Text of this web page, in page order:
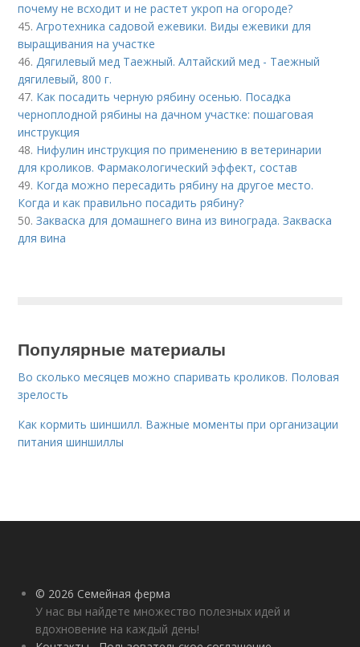
почему не всходит и не растет укроп на огороде?
45.Агротехника садовой ежевики. Виды ежевики для
выращивания на участке
46.Дягилевый мед Таежный. Алтайский мед - Таежный
дягилевый, 800 г.
47. Как посадить черную рябину осенью. Посадка
черноплодной рябины на дачном участке: пошаговая
инструкция
48. Нифулин инструкция по применению в ветеринарии
для кроликов. Фармакологический эффект, состав
49. Когда можно пересадить рябину на другое место.
Когда и как правильно посадить рябину?
50.Закваска для домашнего вина из винограда. Закваска
для вина
Популярные материалы
Во сколько месяцев можно спаривать кроликов. Половая
зрелость
Как кормить шиншилл. Важные моменты при организации
питания шиншиллы
© 2026 Семейная ферма
У нас вы найдете множество полезных идей и
вдохновение на каждый день!